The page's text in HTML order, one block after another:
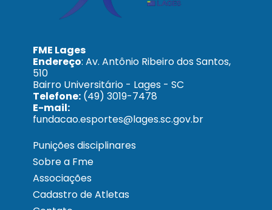
FME Lages
Endereço: Av. Antônio Ribeiro dos Santos,
510
Bairro Universitário - Lages - SC
Telefone: (49) 3019-7478
E-mail:
fundacao.esportes@lages.sc.gov.br
Punições disciplinares
Sobre a Fme
Associações
Cadastro de Atletas